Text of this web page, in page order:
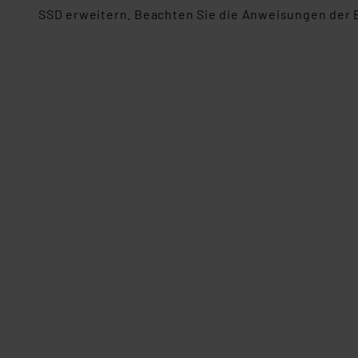
SSD erweitern. Beachten Sie die Anweisungen der